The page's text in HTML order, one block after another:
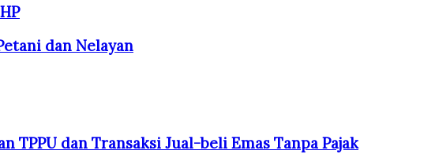
dan Nelayan
TPPU dan Transaksi Jual-beli Emas Tanpa Pajak